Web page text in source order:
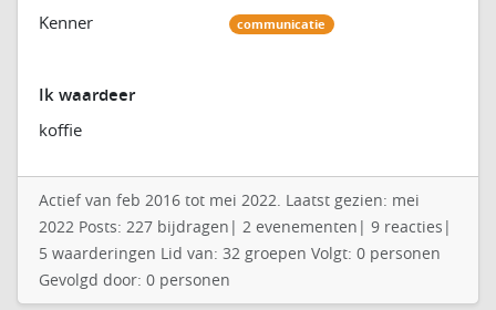
Kenner communicatie
Ik waardeer
koffie
Actief van feb 2016 tot mei 2022. Laatst gezien: mei
2022 Posts: 227 bijdragen| 2 evenementen| 9 reacties|
5 waarderingen Lid van: 32 groepen Volgt: 0 personen
Gevolgd door: 0 personen